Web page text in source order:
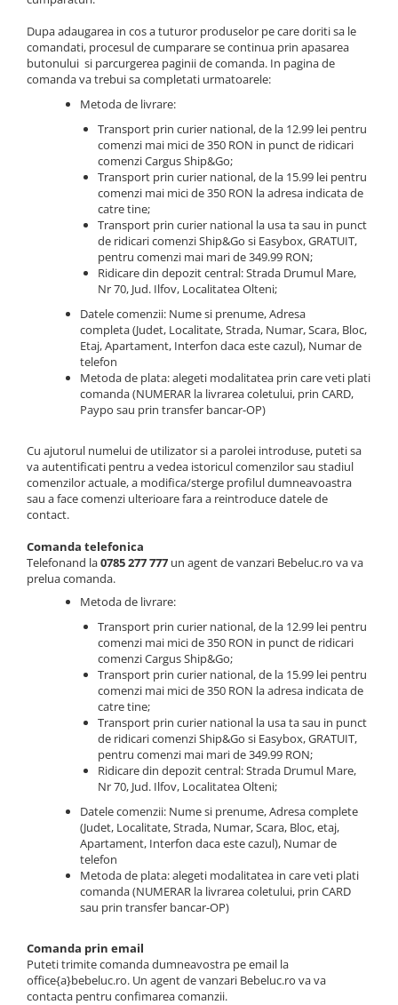
Nisip kinetic
Jucarii interactive
Proiector pentru copii
Instrumente muzicale pentru copii
Caruseluri muzicale
Bucatarii pentru copii
Banc de lucru pentru copii
Papusi de mana
Casa de papusi
Bormasina magica
Costum Halloween Copii
Papusi si Bebelusi Reborn
Animale de jucarie
Jucarii cu Dinozauri
Figurine cu animale domestice
Figurine plus
Jucarii Montessori
Nevoi speciale si sindrom Down
Jucarii cu alfabet
Jucarii cu cifre
Seturi Numberblocks
Jucarii de motricitate
Jucarii fructe si legume
Puzzle clasic
Puzzle incastru
Puzzle de podea
Jucarii bebelusi
Zornaitoare
Jucarii dentitie
Jucarii senzoriale
Jucarii motrice pentru bebelusi
Saltele de activitati pentru bebe
Jucarii muzicale bebelusi
Puzzle bebelusi
Cadou copii 9 ani
Cadou copii 10 ani
Cadou copii 11 ani
Cadou copii 12 ani
Dupa adaugarea in cos a tuturor produselor pe care doriti sa le
comandati, procesul de cumparare se continua prin apasarea
butonului si parcurgerea paginii de comanda. In pagina de
comanda va trebui sa completati urmatoarele:
Metoda de livrare:
Transport prin curier national, de la 12.99 lei pentru
comenzi mai mici de 350 RON in punct de ridicari
comenzi Cargus Ship&Go;
Transport prin curier national, de la 15.99 lei pentru
comenzi mai mici de 350 RON la adresa indicata de
catre tine;
Transport prin curier national la usa ta sau in punct
de ridicari comenzi Ship&Go si Easybox, GRATUIT,
pentru comenzi mai mari de 349.99 RON;
Ridicare din depozit central: Strada Drumul Mare,
Nr 70, Jud. Ilfov, Localitatea Olteni;
Datele comenzii: Nume si prenume, Adresa
completa (Judet, Localitate, Strada, Numar, Scara, Bloc,
Etaj, Apartament, Interfon daca este cazul), Numar de
telefon
Metoda de plata: alegeti modalitatea prin care veti plati
comanda (NUMERAR la livrarea coletului, prin CARD,
Paypo sau prin transfer bancar-OP)
Cu ajutorul numelui de utilizator si a parolei introduse, puteti sa
va autentificati pentru a vedea istoricul comenzilor sau stadiul
comenzilor actuale, a modifica/sterge profilul dumneavoastra
sau a face comenzi ulterioare fara a reintroduce datele de
contact.
Comanda telefonica
Telefonand la0785 277 777 un agent de vanzari Bebeluc.ro va va
prelua comanda.
Metoda de livrare:
Transport prin curier national, de la 12.99 lei pentru
comenzi mai mici de 350 RON in punct de ridicari
comenzi Cargus Ship&Go;
Transport prin curier national, de la 15.99 lei pentru
comenzi mai mici de 350 RON la adresa indicata de
catre tine;
Transport prin curier national la usa ta sau in punct
de ridicari comenzi Ship&Go si Easybox, GRATUIT,
pentru comenzi mai mari de 349.99 RON;
Ridicare din depozit central: Strada Drumul Mare,
Nr 70, Jud. Ilfov, Localitatea Olteni;
Datele comenzii: Nume si prenume, Adresa complete
(Judet, Localitate, Strada, Numar, Scara, Bloc, etaj,
Apartament, Interfon daca este cazul), Numar de
telefon
Metoda de plata: alegeti modalitatea in care veti plati
comanda (NUMERAR la livrarea coletului, prin CARD
sau prin transfer bancar-OP)
Comanda prin email
Puteti trimite comanda dumneavostra pe email la
office{a}bebeluc.ro. Un agent de vanzari Bebeluc.ro va va
contacta pentru confimarea comanzii.